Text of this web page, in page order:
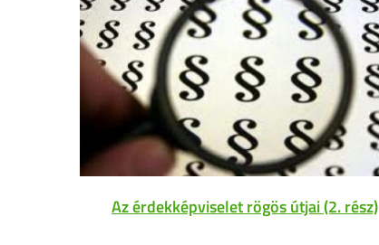
Az érdekképviselet rögös útjai (2. rész)